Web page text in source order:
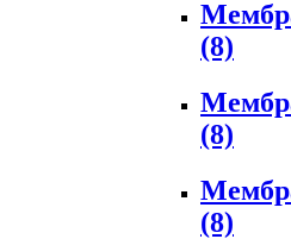
(8)
(8)
(8)